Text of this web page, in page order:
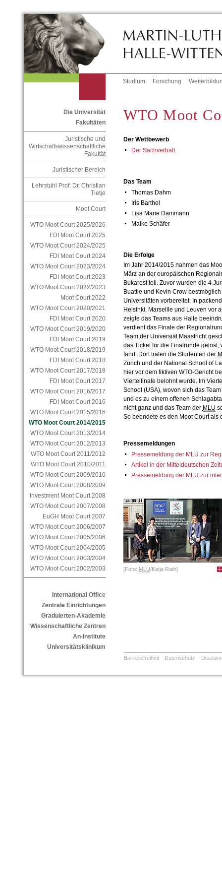
Studium Forschung
Die Universität
Fakultäten
Juristische und
Wirtschaftswissenschaftliche
Fakultät
Juristischer Bereich
Lehrstuhl Prof. Dr. Christian
Tietje
Moot Court
WTO Moot Court 2025/2026
FDI Moot Court 2025
WTO Moot Court 2024/2025
FDI Moot Court 2024
WTO Moot Court 2023/2024
FDI Moot Court 2023
WTO Moot Court 2022/2023
Moot Court 2022
WTO Moot Court 2020/2021
FDI Moot Court 2020
WTO Moot Court 2019/2020
FDI Moot Court 2019
WTO Moot Court 2018/2019
FDI Moot Court 2018
WTO Moot Court 2017/2018
FDI Moot Court 2017
WTO Moot Court 2016/2017
FDI Moot Court 2016
WTO Moot Court 2015/2016
WTO Moot Court 2014/2015
WTO Moot Court 2013/2014
WTO Moot Court 2012/2013
WTO Moot Court 2011/2012
WTO Moot Court 2010/2011
WTO Moot Court 2009/2010
WTO Moot Court 2008/2009
Investment Moot Court 2008
WTO Moot Court 2007/2008
EuGH Moot Court 2007
WTO Moot Court 2006/2007
WTO Moot Court 2005/2006
WTO Moot Court 2004/2005
WTO Moot Court 2003/2004
WTO Moot Court 2002/2003
International Office
Zentrale Einrichtungen
Graduierten-Akademie
Wissenschaftliche Zentren
An-Institute
Universitätsklinikum
WTO Moot
Der Wettbewerb
Der Sachverhalt
Das Team
Thomas Dahm
Iris Barthel
Lisa Marie Dammann
Maike Schäfer
Die Erfolge
Im Jahr 2014/2015 nahmen das
März an der europäischen
Bukarest teil. Zuvor wurden die 4
Buattle und Kevin Crow
Universitäten vorbereitet. In
Helsinki, Marseille und Leuven vor
zeigte das Teams aus Halle
verdient das Finale der
Team der Universiät Maastricht
das Ticket für die Finalrunde gelöst,
fand. Dort traten die Studenten der
Zürich und der National School of
hier vor dem fiktiven WTO-Gericht
Viertelfinale belohnt wurde. Im
School (USA), wovon sich das
und es zu einem offenen
nicht ganz und das Team der MLU
So beendete es den Moot Court als
Pressemeldungen
Pressemeldung der MLU zur
Artikel in der Mitteldeutschen
Pressemeldung der MLU zur
[Foto: MLU/Katja Rath]
Barrierefreiheit Datenschutz